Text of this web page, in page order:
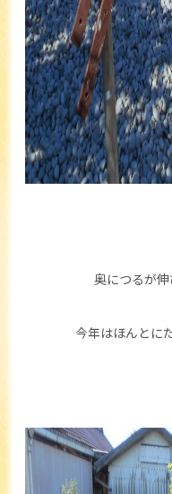
奥につるが
今年はほんとに